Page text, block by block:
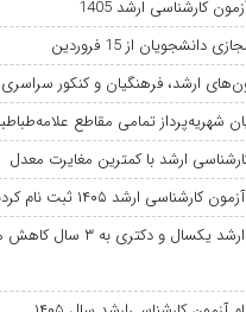
کارشناسی ارشد 1405
از 15 فروردین
ارشد، فرهنگیان و کنکور سراسری 1405
شهریه‌پرداز تمامی مقاطع
ارشد با کمترین مغایرت معدل
دوره کارشناسی ارشد